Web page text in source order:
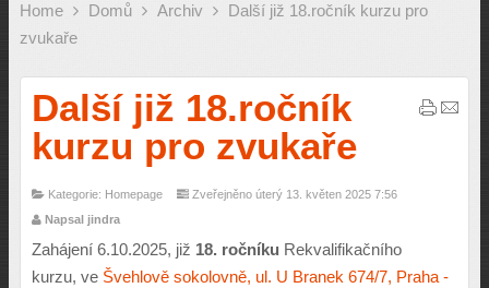
Home Domů Archiv
Další již 18.ročník kurzu pro
zvukaře
Další již 18.ročník
kurzu pro zvukaře
Kategorie: Homepage
Zveřejněno úterý 13. květen 2025 7:56
Napsal jindra
Zahájení 6.10.2025, již 18. ročníku Rekvalifikačního
kurzu, ve Švehlově sokolovně, ul. U Branek 674/7, Praha -